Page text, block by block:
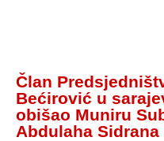
Član
Bećirović u
obišao Muniru
Abdulaha Sidrana